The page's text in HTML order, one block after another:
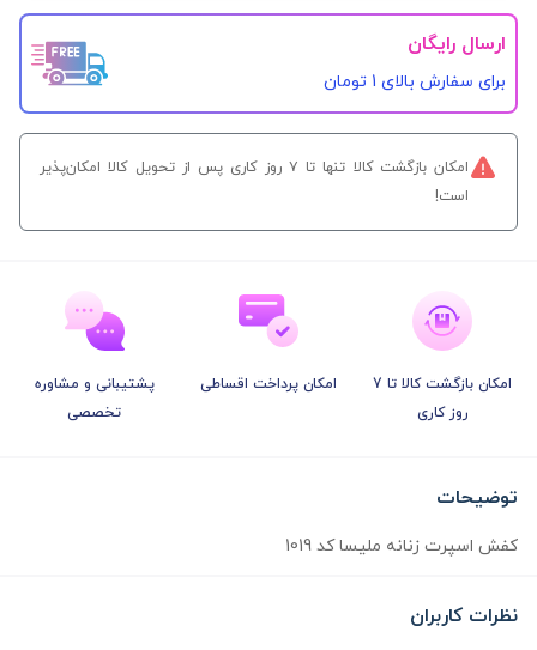
ارسال رایگان
برای سفارش‌ بالای 1 تومان
امکان بازگشت کالا تنها تا ۷ روز کاری پس از تحویل کالا امکان‌پذیر
است!
امکان بازگشت کالا تا 7
روز کاری
امکان پرداخت اقساطی
پشتیبانی و مشاوره
تخصصی
توضیحات
کفش اسپرت زنانه ملیسا کد 1019
نظرات کاربران